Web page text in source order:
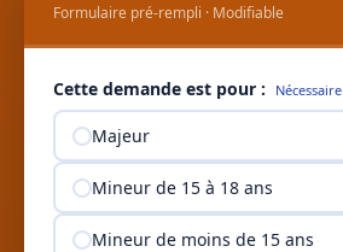
Formulaire pré-rempli · Modifiable
Cette demande est pour : Nécessaire
Majeur
Mineur de 15 à 18 ans
Mineur de moins de 15 ans